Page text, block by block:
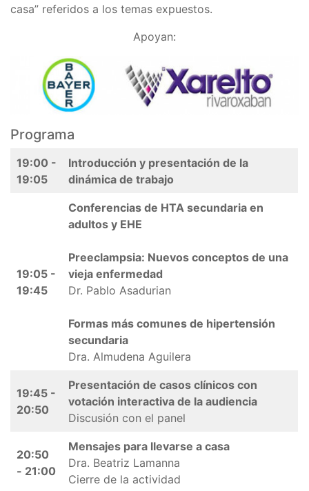
casa” referidos a los temas expuestos.
Apoyan:
Programa
19:00 -
19:05
Introducción y presentación de la
dinámica de trabajo
19:05 -
19:45
Conferencias de HTA secundaria en
adultos y EHE
Preeclampsia: Nuevos conceptos de una
vieja enfermedad
Dr. Pablo Asadurian
Formas más comunes de hipertensión
secundaria
Dra. Almudena Aguilera
19:45 -
20:50
Presentación de casos clínicos con
votación interactiva de la audiencia
Discusión con el panel
20:50
- 21:00
Mensajes para llevarse a casa
Dra. Beatriz Lamanna
Cierre de la actividad